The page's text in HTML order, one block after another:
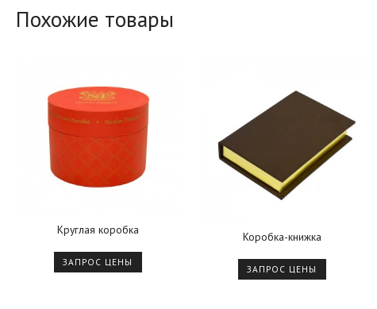
Похожие товары
Круглая коробка
ЗАПРОС ЦЕНЫ
Коробка-книжка
ЗАПРОС ЦЕНЫ